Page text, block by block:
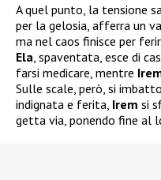
A quel punto, la tensione
per la gelosia, afferra un
ma nel caos finisce per
Ela , spaventata, esce di
farsi medicare, mentre
Sulle scale, però, si
indignata e ferita, Irem si
getta via, ponendo fine al